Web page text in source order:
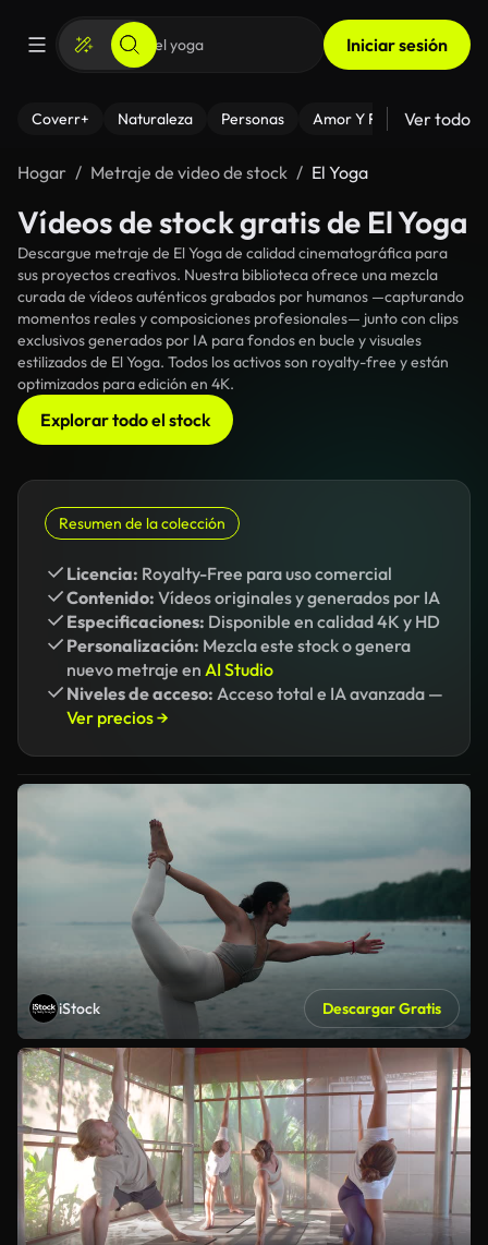
Iniciar sesión
Coverr+ Naturaleza Personas Amor Y Relaciones
Ver todo
Hogar Metraje de video de stock El Yoga
Vídeos de stock gratis de El Yoga
Descargue metraje de El Yoga de calidad cinematográfica para
sus proyectos creativos. Nuestra biblioteca ofrece una mezcla
curada de vídeos auténticos grabados por humanos —capturando
momentos reales y composiciones profesionales— junto con clips
exclusivos generados por IA para fondos en bucle y visuales
estilizados de El Yoga. Todos los activos son royalty-free y están
optimizados para edición en 4K.
Explorar todo el stock
Resumen de la colección
Licencia: Royalty-Free para uso comercial
Contenido: Vídeos originales y generados por IA
Especificaciones: Disponible en calidad 4K y HD
Personalización: Mezcla este stock o genera
nuevo metraje en AI Studio
Niveles de acceso: Acceso total e IA avanzada —
Ver precios →
iStock Descargar Gratis